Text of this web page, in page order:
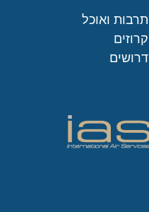
תרבות ואוכל
קרוזים
דרושים